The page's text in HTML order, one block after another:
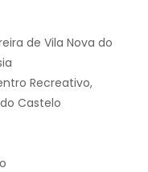
de Vila Nova do
Recreativo,
Castelo